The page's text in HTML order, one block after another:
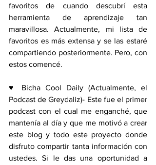
favoritos de cuando descubrí esta
herramienta de aprendizaje tan
maravillosa. Actualmente, mi lista de
favoritos es más extensa y se las estaré
compartiendo posteriormente. Pero, con
estos comencé.
♥ Bicha Cool Daily (Actualmente, el
Podcast de Greydaliz)- Este fue el primer
podcast con el cual me enganché, que
mantenía al día y que me motivó a crear
este blog y todo este proyecto donde
disfruto compartir tanta información con
ustedes. Si le das una oportunidad a